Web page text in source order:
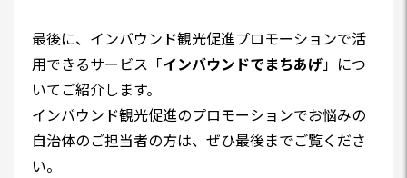
最後に、インバウンド観光促進プロモーションで活
用できるサービス「インバウンドでまちあげ」につ
いてご紹介します。
インバウンド観光促進のプロモーションでお悩みの
自治体のご担当者の方は、ぜひ最後までご覧くださ
い。